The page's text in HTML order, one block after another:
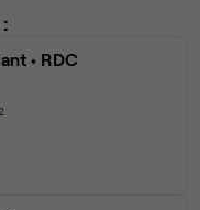
• RDC